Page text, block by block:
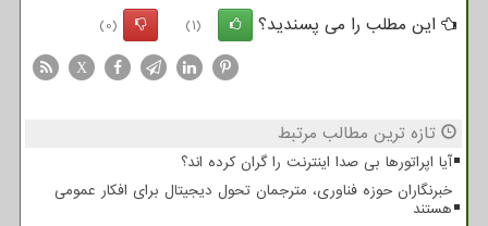
این مطلب را می پسندید؟
(1)
(0)
X
تازه ترین مطالب مرتبط
آیا اپراتورها بی صدا اینترنت را گران کرده اند؟
خبرنگاران حوزه فناوری، مترجمان تحول دیجیتال برای افکار عمومی
هستند